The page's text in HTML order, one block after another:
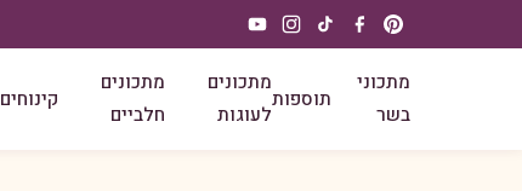
מתכוני
בשר
תוספות
מתכונים
לעוגות
מתכונים
חלביים
קינוחים